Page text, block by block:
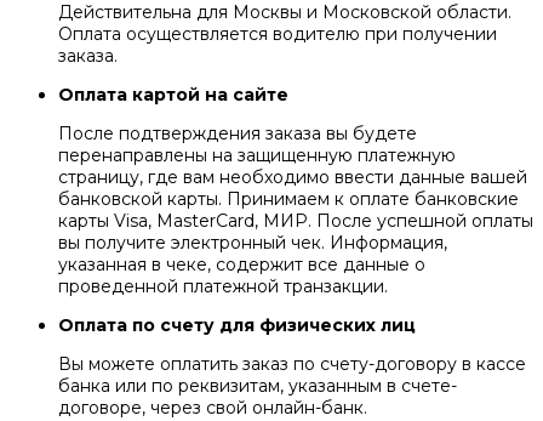
Действительна для Москвы и Московской области.
Оплата осуществляется водителю при получении
заказа.
Оплата картой на сайте
После подтверждения заказа вы будете
перенаправлены на защищенную платежную
страницу, где вам необходимо ввести данные вашей
банковской карты. Принимаем к оплате банковские
карты Visa, MasterCard, МИР. После успешной оплаты
вы получите электронный чек. Информация,
указанная в чеке, содержит все данные о
проведенной платежной транзакции.
Оплата по счету для физических лиц
Вы можете оплатить заказ по счету-договору в кассе
банка или по реквизитам, указанным в счете-
договоре, через свой онлайн-банк.